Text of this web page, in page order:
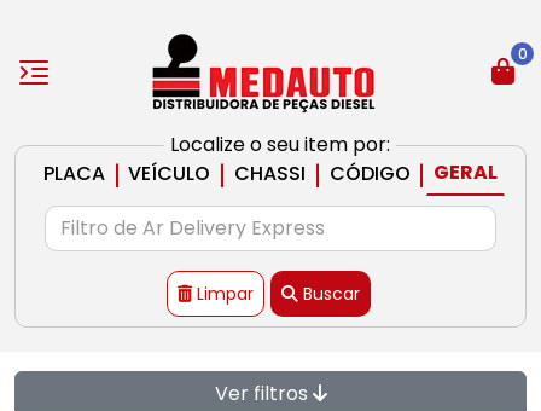
Localize o seu item por:
PLACA | VEÍCULO | CHASSI | CÓDIGO | GERAL
Limpar Buscar
0
Ver filtros